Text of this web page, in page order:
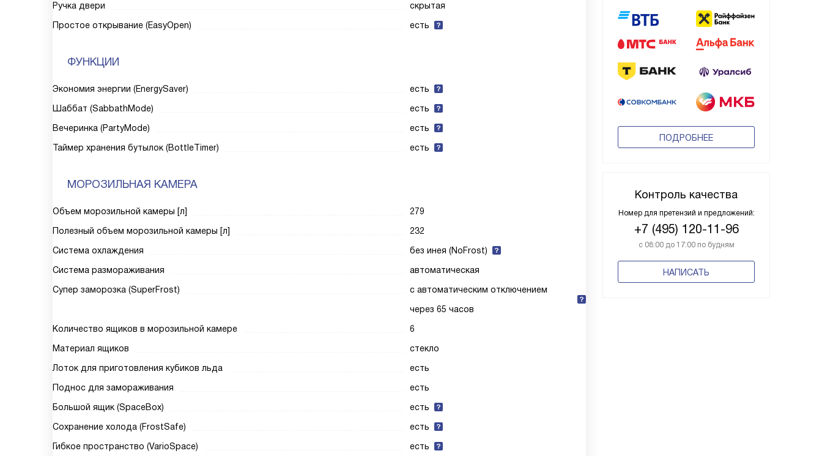
ПОДРОБНЕЕ
Контроль качества
Номер для претензий и предложений:
+7 (495) 120-11-96
с 08:00 до 17:00 по будням
НАПИСАТЬ
Ручка двери
скрытая
Простое открывание (EasyOpen)
есть
ФУНКЦИИ
Экономия энергии (EnergySaver)
есть
Шаббат (SabbathMode)
есть
Вечеринка (PartyMode)
есть
Таймер хранения бутылок (BottleTimer)
есть
МОРОЗИЛЬНАЯ КАМЕРА
Объем морозильной камеры [л]
279
Полезный объем морозильной камеры [л]
232
Система охлаждения
без инея (NoFrost)
Система размораживания
автоматическая
Супер заморозка (SuperFrost)
с автоматическим отключением
через 65 часов
Количество ящиков в морозильной камере
6
Материал ящиков
стекло
Лоток для приготовления кубиков льда
есть
Поднос для замораживания
есть
Большой ящик (SpaceBox)
есть
Сохранение холода (FrostSafe)
есть
Гибкое пространство (VarioSpace)
есть